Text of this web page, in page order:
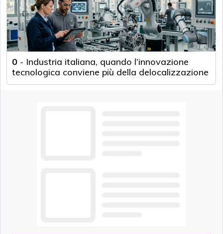
0 - Industria italiana, quando l’innovazione
tecnologica conviene più della delocalizzazione